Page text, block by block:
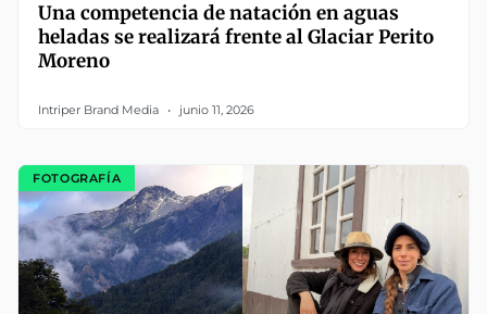
Una competencia de natación en aguas
heladas se realizará frente al Glaciar Perito
Moreno
Intriper Brand Media junio 11, 2026
FOTOGRAFÍA